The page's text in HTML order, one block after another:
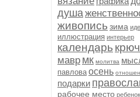
душа
живопись зима
иллюстрация интерьер
календарь
мавр мк молитва
павлова осень
подарки
рабочее место ребенок